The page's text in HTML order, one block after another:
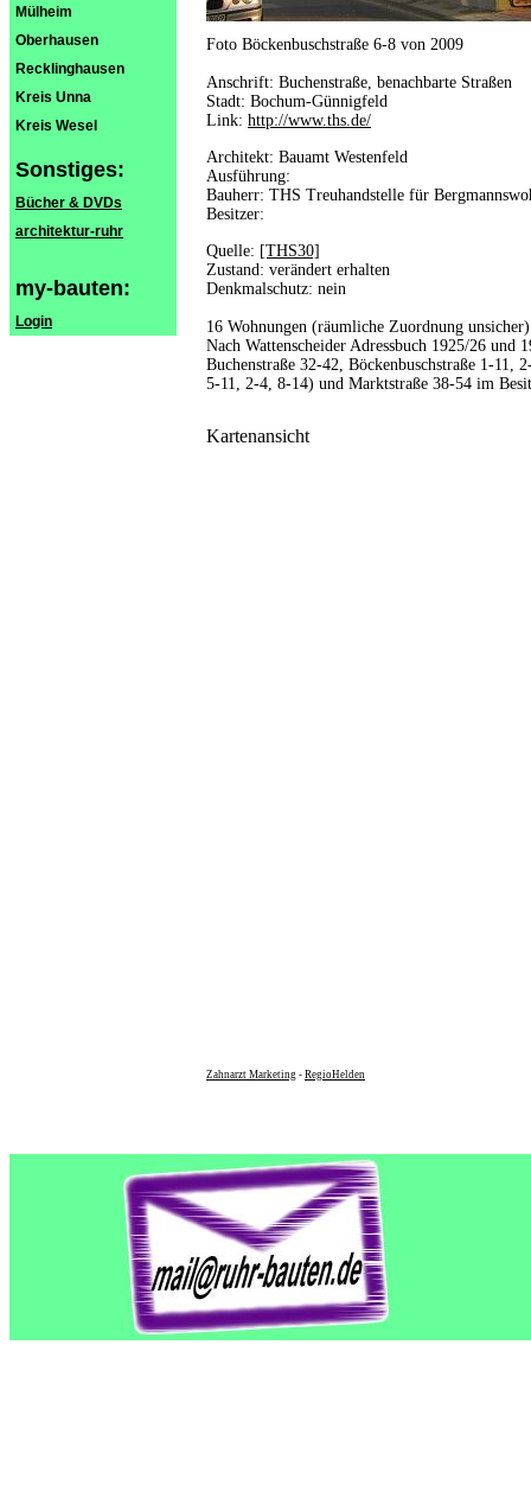
Mülheim
Oberhausen
Recklinghausen
Kreis Unna
Kreis Wesel
Sonstiges:
Bücher & DVDs
architektur-ruhr
my-bauten:
Login
Foto Böckenbuschstraße 6-8 von 2009
Anschrift: Buchenstraße, benachbarte Straßen
Stadt: Bochum-Günnigfeld
Link: http://www.ths.de/
Architekt: Bauamt Westenfeld
Ausführung:
Bauherr: THS Treuhandstelle für
Besitzer:
Quelle: [THS30]
Zustand: verändert erhalten
Denkmalschutz: nein
16 Wohnungen (räumliche Zuordnung unsicher)
Nach Wattenscheider Adressbuch 1925/26 und
Buchenstraße 32-42, Böckenbuschstraße 1-11,
5-11, 2-4, 8-14) und Marktstraße 38-54 im
Kartenansicht
Zahnarzt Marketing - RegioHelden